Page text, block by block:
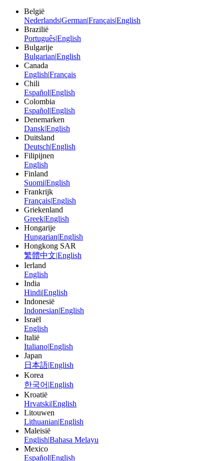
België
Nederlands|German|Français|English
Brazilië
Português|English
Bulgarije
Bulgarian|English
Canada
English|Français
Chili
Español|English
Colombia
Español|English
Denemarken
Dansk|English
Duitsland
Deutsch|English
Filipijnen
English
Finland
Suomi|English
Frankrijk
Français|English
Griekenland
Greek|English
Hongarije
Hungarian|English
Hongkong SAR
繁體中文|English
Ierland
English
India
Hindi|English
Indonesië
Indonesian|English
Israël
English
Italië
Italiano|English
Japan
日本語|English
Korea
한국어 |English
Kroatië
Hrvatski|English
Litouwen
Lithuanian|English
Maleisië
English|Bahasa Melayu
Mexico
Español|English